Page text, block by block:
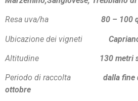
Resa uva/ha 80 – 100
Ubicazione dei vigneti
Altitudine 130 metri
Periodo di raccolta dalla fine
ottobre